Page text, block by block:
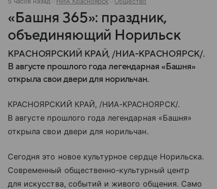
«Башня 365»: праздник,
объединяющий Норильск
КРАСНОЯРСКИЙ КРАЙ, /НИА-КРАСНОЯРСК/.
В августе прошлого года легендарная «Башня»
открыла свои двери для норильчан.
КРАСНОЯРСКИЙ КРАЙ, /НИА-КРАСНОЯРСК/.
В августе прошлого года легендарная «Башня»
открыла свои двери для норильчан.
Сегодня это новое культурное сердце Норильска.
Современный общественно-культурный центр
для искусства, событий и живого общения. Само